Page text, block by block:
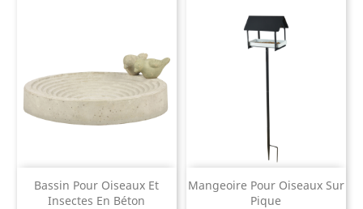
Bassin Pour Oiseaux Et
Insectes En Béton
Mangeoire Pour Oiseaux Sur
Pique